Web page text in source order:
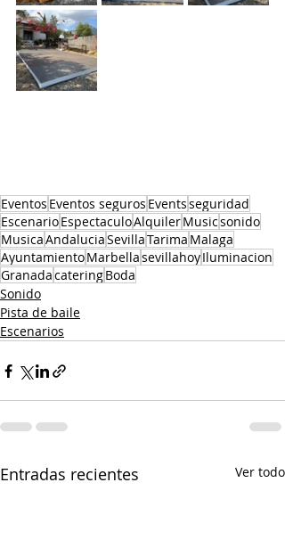
Eventos Eventos seguros Eventsseguridad
EscenarioEspectaculoAlquilerMusicsonido
MusicaAndaluciaSevillaTarima Malaga
AyuntamientoMarbellasevillahoyIluminacion
GranadacateringBoda
Sonido
Pista de baile
Escenarios
Entradas recientes Ver todo